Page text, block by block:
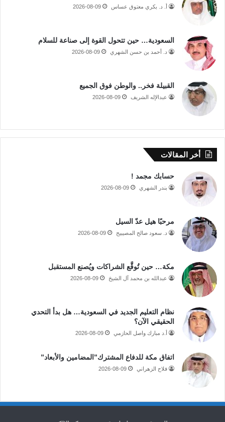
أ. د. بكري معتوق عساس 2026-08-09
السعودية… حين تتحول القوة إلى صناعة للسلام
د. أحمد بن حسن الشهري 2026-08-09
القبيلة فخر.. والوطن فوق الجميع
عبدالإله الشريف 2026-08-09
أخر المقالات
حسابك مجمد !
بندر الشهري 2026-08-09
مرحبًا هيل عدّ السيل
د. سعود صالح المصيبيح 2026-08-09
مكة… حين تُوقَّع الشراكات ويُصنع المستقبل
عبدالله بن محمد آل الشيخ 2026-08-09
نظام التعليم الجديد في السعودية… هل بدأ التحدي
الحقيقي الآن؟
أ.د مبارك واصل الحازمي 2026-08-09
اتفاق مكة للدفاع المشترك”المضامين والأبعاد”
فلاح الزهراني 2026-08-09